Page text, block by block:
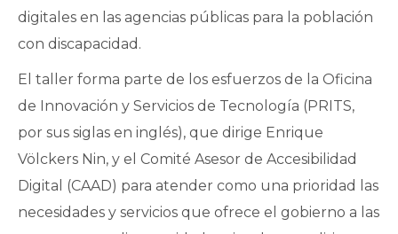
digitales en las agencias públicas para la población
con discapacidad.
El taller forma parte de los esfuerzos de la Oficina
de Innovación y Servicios de Tecnología (PRITS,
por sus siglas en inglés), que dirige Enrique
Völckers Nin, y el Comité Asesor de Accesibilidad
Digital (CAAD) para atender como una prioridad las
necesidades y servicios que ofrece el gobierno a las